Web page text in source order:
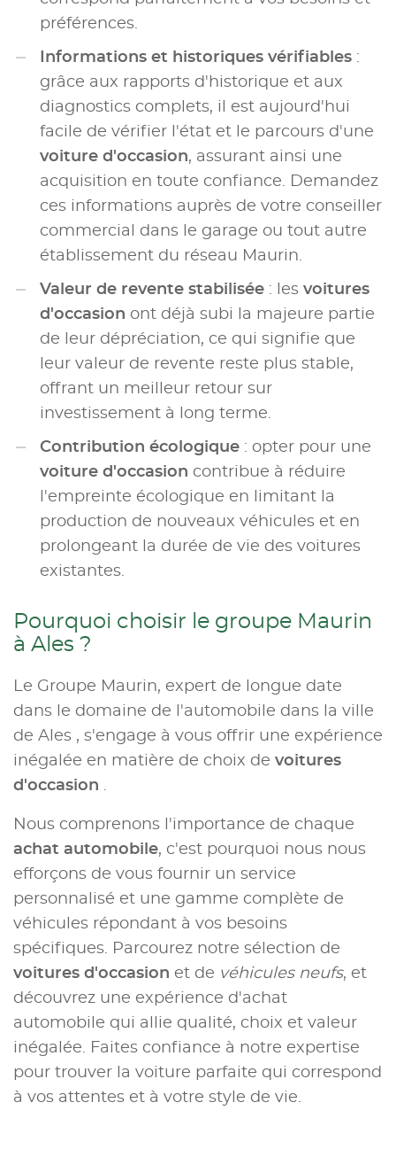
préférences.
Informations et historiques vérifiables :
grâce aux rapports d'historique et aux
diagnostics complets, il est aujourd'hui
facile de vérifier l'état et le parcours d'une
voiture d'occasion, assurant ainsi une
acquisition en toute confiance. Demandez
ces informations auprès de votre conseiller
commercial dans le garage ou tout autre
établissement du réseau Maurin.
Valeur de revente stabilisée : les voitures
d'occasion ont déjà subi la majeure partie
de leur dépréciation, ce qui signifie que
leur valeur de revente reste plus stable,
offrant un meilleur retour sur
investissement à long terme.
Contribution écologique : opter pour une
voiture d'occasion contribue à réduire
l'empreinte écologique en limitant la
production de nouveaux véhicules et en
prolongeant la durée de vie des voitures
existantes.
Pourquoi choisir le groupe Maurin
à Ales ?
Le Groupe Maurin, expert de longue date
dans le domaine de l'automobile dans la ville
de Ales , s'engage à vous offrir une expérience
inégalée en matière de choix de voitures
d'occasion .
Nous comprenons l'importance de chaque
achat automobile, c'est pourquoi nous nous
efforçons de vous fournir un service
personnalisé et une gamme complète de
véhicules répondant à vos besoins
spécifiques. Parcourez notre sélection de
voitures d'occasion et de véhicules neufs, et
découvrez une expérience d'achat
automobile qui allie qualité, choix et valeur
inégalée. Faites confiance à notre expertise
pour trouver la voiture parfaite qui correspond
à vos attentes et à votre style de vie.